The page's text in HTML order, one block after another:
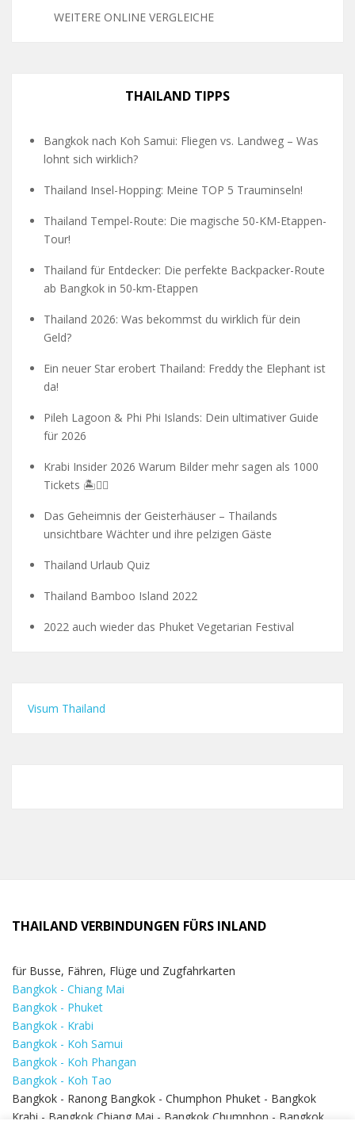
WEITERE ONLINE VERGLEICHE
THAILAND TIPPS
Bangkok nach Koh Samui: Fliegen vs. Landweg – Was
lohnt sich wirklich?
Thailand Insel-Hopping: Meine TOP 5 Trauminseln!
Thailand Tempel-Route: Die magische 50-KM-Etappen-
Tour!
Thailand für Entdecker: Die perfekte Backpacker-Route
ab Bangkok in 50-km-Etappen
Thailand 2026: Was bekommst du wirklich für dein
Geld?
Ein neuer Star erobert Thailand: Freddy the Elephant ist
da!
Pileh Lagoon & Phi Phi Islands: Dein ultimativer Guide
für 2026
Krabi Insider 2026 Warum Bilder mehr sagen als 1000
Tickets 🏝️🧗‍♂️
Das Geheimnis der Geisterhäuser – Thailands
unsichtbare Wächter und ihre pelzigen Gäste
Thailand Urlaub Quiz
Thailand Bamboo Island 2022
2022 auch wieder das Phuket Vegetarian Festival
Visum Thailand
THAILAND VERBINDUNGEN FÜRS INLAND
für Busse, Fähren, Flüge und Zugfahrkarten
Bangkok - Chiang Mai
Bangkok - Phuket
Bangkok - Krabi
Bangkok - Koh Samui
Bangkok - Koh Phangan
Bangkok - Koh Tao
Bangkok - Ranong Bangkok - Chumphon Phuket - Bangkok
Krabi - Bangkok Chiang Mai - Bangkok Chumphon - Bangkok